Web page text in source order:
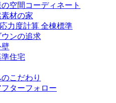
空間コーディネート
材の家
力度計算 全棟標準
ンの追求
壁
住宅
こだわり
ターフォロー